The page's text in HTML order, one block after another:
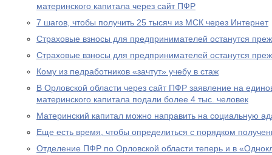
материнского капитала через сайт ПФР
7 шагов, чтобы получить 25 тысяч из МСК через Интернет
Страховые взносы для предпринимателей останутся
Страховые взносы для предпринимателей останутся
Кому из педработников «зачтут» учебу в стаж
В Орловской области через сайт ПФР заявление на
материнского капитала подали более 4 тыс. человек
Материнский капитал можно направить на социальную
Еще есть время, чтобы определиться с порядком
Отделение ПФР по Орловской области теперь и в